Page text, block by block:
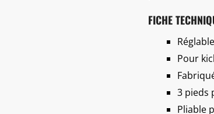
FICHE
Pour
3 pieds
Pliable